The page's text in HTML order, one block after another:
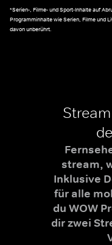
*Serien-, Filme- und Sport-Inhalte auf
Programminhalte wie Serien, Filme und
davon unberührt.
stream,
Inklusive
für alle
du WOW
dir zwei